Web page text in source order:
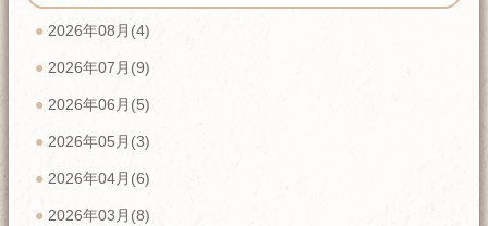
2026年08月(4)
2026年07月(9)
2026年06月(5)
2026年05月(3)
2026年04月(6)
2026年03月(8)